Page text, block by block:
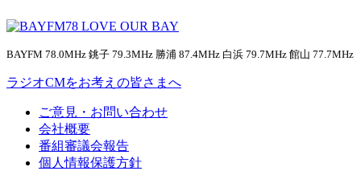
BAYFM 78.0MHz 銚子 79.3MHz 勝浦 87.4MHz 白浜 79.7MHz 館山 77.7MHz
ラジオCMをお考えの皆さまへ
ご意見・お問い合わせ
会社概要
番組審議会報告
個人情報保護方針